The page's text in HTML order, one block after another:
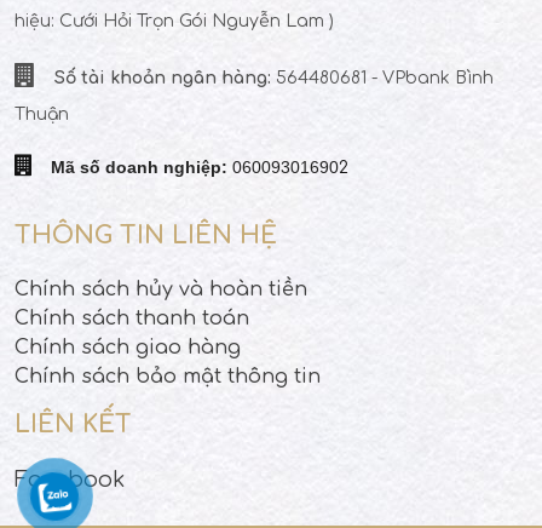
hiệu: Cưới Hỏi Trọn Gói Nguyễn Lam )
Số tài khoản ngân hàng: 564480681 - VPbank Bình
Thuận
Mã số doanh nghiệp: 060093016902
THÔNG TIN LIÊN HỆ
Chính sách hủy và hoàn tiền
Chính sách thanh toán
Chính sách giao hàng
Chính sách bảo mật thông tin
LIÊN KẾT
Facebook